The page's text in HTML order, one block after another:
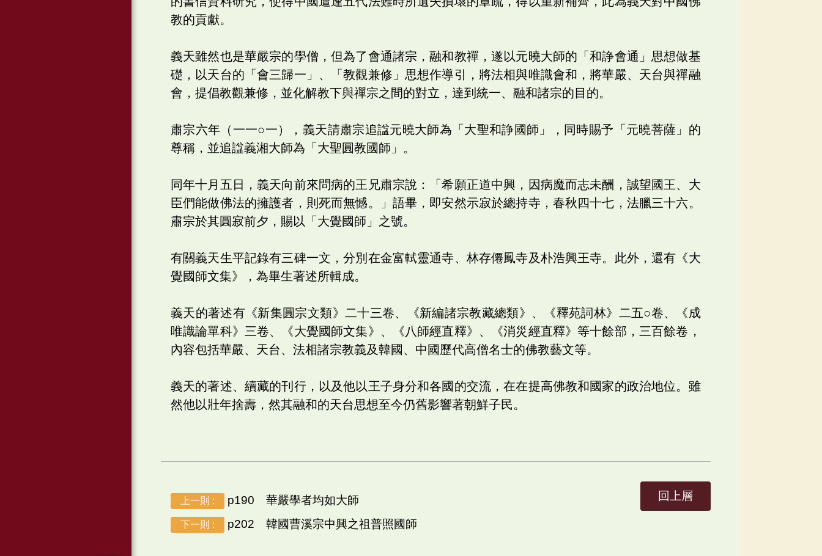
教的貢獻。
義天雖然也是華嚴宗的學僧，但為了會通諸宗，融和教禪，遂以元曉大師的「和諍會通」思想做基
礎，以天台的「會三歸一」、「教觀兼修」思想作導引，將法相與唯識會和，將華嚴、天台與禪融
會，提倡教觀兼修，並化解教下與禪宗之間的對立，達到統一、融和諸宗的目的。
肅宗六年（一一○一），義天請肅宗追諡元曉大師為「大聖和諍國師」，同時賜予「元曉菩薩」的
尊稱，並追諡義湘大師為「大聖圓教國師」。
同年十月五日，義天向前來問病的王兄肅宗說：「希願正道中興，因病魔而志未酬，誠望國王、大
臣們能做佛法的擁護者，則死而無憾。」語畢，即安然示寂於總持寺，春秋四十七，法臘三十六。
肅宗於其圓寂前夕，賜以「大覺國師」之號。
有關義天生平記錄有三碑一文，分別在金富軾靈通寺、林存僊鳳寺及朴浩興王寺。此外，還有《大
覺國師文集》，為畢生著述所輯成。
義天的著述有《新集圓宗文類》二十三卷、《新編諸宗教藏總類》、《釋苑詞林》二五○卷、《成
唯識論單科》三卷、《大覺國師文集》、《八師經直釋》、《消災經直釋》等十餘部，三百餘卷，
內容包括華嚴、天台、法相諸宗教義及韓國、中國歷代高僧名士的佛教藝文等。
義天的著述、續藏的刊行，以及他以王子身分和各國的交流，在在提高佛教和國家的政治地位。雖
然他以壯年捨壽，然其融和的天台思想至今仍舊影響著朝鮮子民。
上一則 : p190 華嚴學者均如大師
下一則 : p202 韓國曹溪宗中興之祖普照國師
回上層